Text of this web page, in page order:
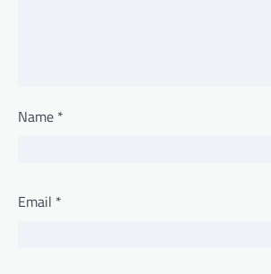
Name *
Email *